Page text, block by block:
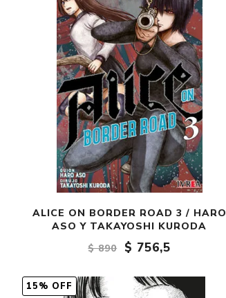
ALICE ON BORDER ROAD 3 / HARO
ASO Y TAKAYOSHI KURODA
$ 890
$ 756,5
15% OFF